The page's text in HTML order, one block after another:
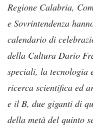
Regione Calabria,
e Sovrintendenza
calendario di
della Cultura Dario
speciali, la tecnologia
ricerca scientifica ed
e il B, due giganti di
della metà del quinto